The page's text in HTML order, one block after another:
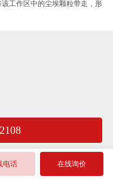
工作区中的尘埃颗粒带走，形
电话 在线询价